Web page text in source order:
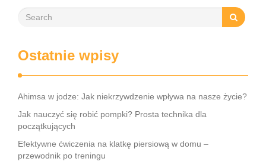
Ostatnie wpisy
Ahimsa w jodze: Jak niekrzywdzenie wpływa na nasze życie?
Jak nauczyć się robić pompki? Prosta technika dla
początkujących
Efektywne ćwiczenia na klatkę piersiową w domu –
przewodnik po treningu